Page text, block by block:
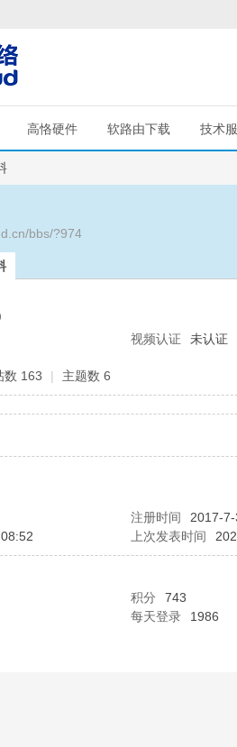
高恪硬件 软路由下载 技术
bbs/?974
视频认证 未认证
数 163 | 主题数 6
注册时间
2017-
上次发表时间
积分
743
每天登录
1986